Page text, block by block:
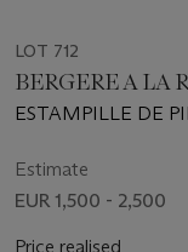
LOT 712
BERGERE A LA
ESTAMPILLE DE
Estimate
EUR 1,500 - 2,500
Price realised